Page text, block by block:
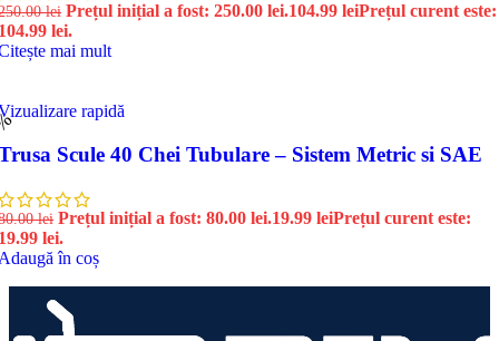
lei Prețul inițial a fost: 250.00 lei.104.99 leiPrețul curent este:
lei.
mai mult
rapidă
Scule 40 Chei Tubulare – Sistem Metric si SAE
lei Prețul inițial a fost: 80.00 lei.19.99 leiPrețul curent este:
lei.
în coș